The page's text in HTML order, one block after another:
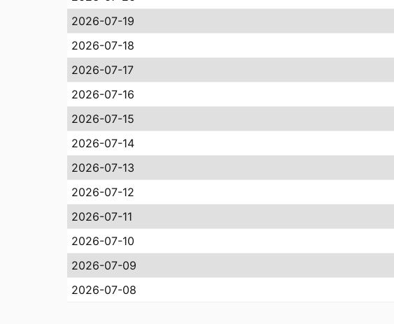
2026-07-19
2026-07-18
2026-07-17
2026-07-16
2026-07-15
2026-07-14
2026-07-13
2026-07-12
2026-07-11
2026-07-10
2026-07-09
2026-07-08